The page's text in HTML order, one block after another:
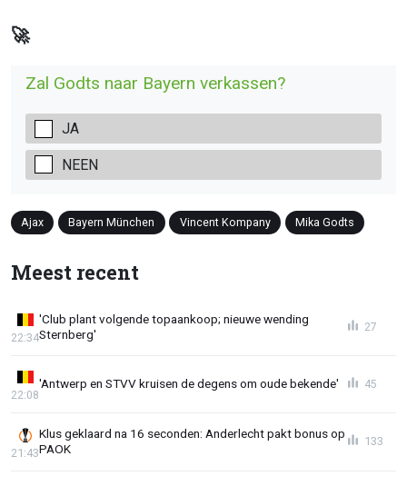
🚀
Zal Godts naar Bayern verkassen?
JA
NEEN
Ajax Bayern München Vincent Kompany Mika Godts
Meest recent
'Club plant volgende topaankoop; nieuwe wending
Sternberg'
22:34
27
'Antwerp en STVV kruisen de degens om oude bekende'
22:08
45
Klus geklaard na 16 seconden: Anderlecht pakt bonus op
PAOK
21:43
133